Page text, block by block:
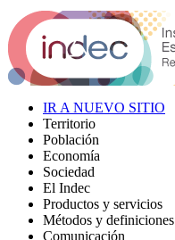
IR A NUEVO SITIO
Territorio
Población
Economía
Sociedad
El Indec
Productos y servicios
Métodos y definiciones
Comunicación